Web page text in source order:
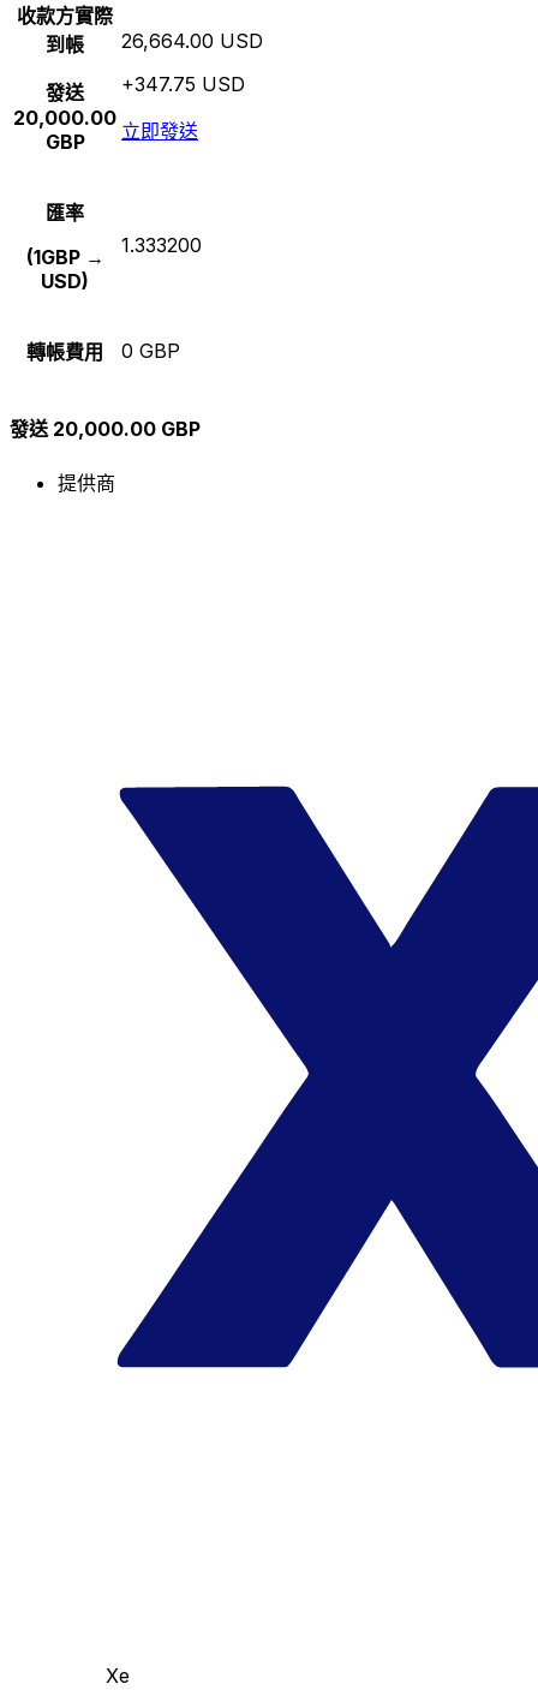
收款方實際
到帳
發送
20,000.00
GBP
26,664.00 USD
+347.75 USD
立即發送
匯率
(1GBP →
USD)
1.333200
轉帳費用 0 GBP
發送 20,000.00 GBP
提供商
Xe